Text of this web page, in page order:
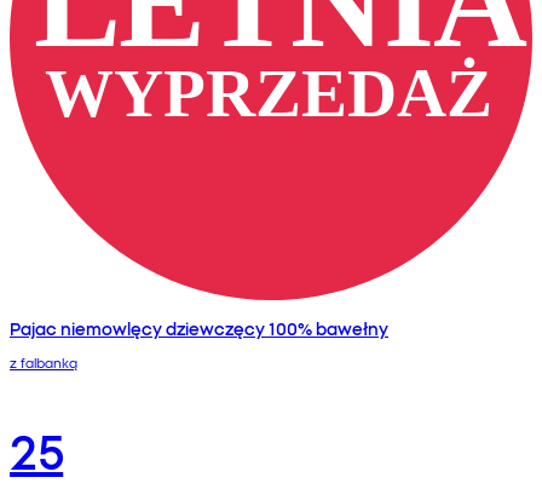
Pajac niemowlęcy dziewczęcy 100% bawełny
z falbanką
25